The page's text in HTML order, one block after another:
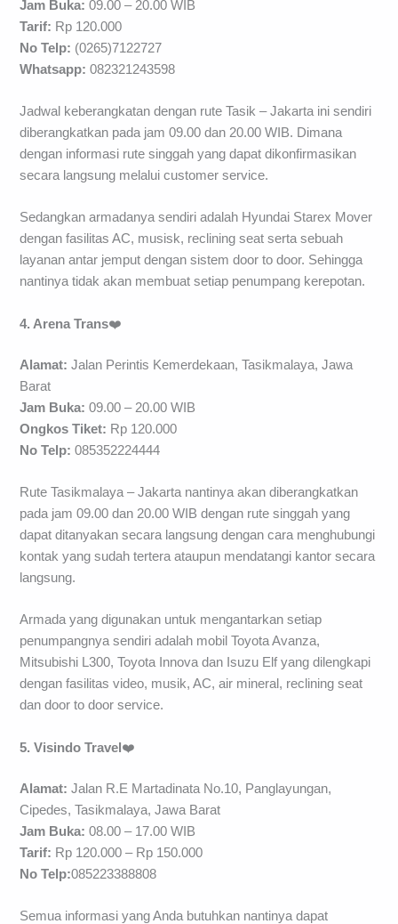
Jam Buka: 09.00 – 20.00 WIB
Tarif: Rp 120.000
No Telp: (0265)7122727
Whatsapp: 082321243598
Jadwal keberangkatan dengan rute Tasik – Jakarta ini sendiri
diberangkatkan pada jam 09.00 dan 20.00 WIB. Dimana
dengan informasi rute singgah yang dapat dikonfirmasikan
secara langsung melalui customer service.
Sedangkan armadanya sendiri adalah Hyundai Starex Mover
dengan fasilitas AC, musisk, reclining seat serta sebuah
layanan antar jemput dengan sistem door to door. Sehingga
nantinya tidak akan membuat setiap penumpang kerepotan.
4. Arena Trans❤️
Alamat: Jalan Perintis Kemerdekaan, Tasikmalaya, Jawa
Barat
Jam Buka: 09.00 – 20.00 WIB
Ongkos Tiket: Rp 120.000
No Telp: 085352224444
Rute Tasikmalaya – Jakarta nantinya akan diberangkatkan
pada jam 09.00 dan 20.00 WIB dengan rute singgah yang
dapat ditanyakan secara langsung dengan cara menghubungi
kontak yang sudah tertera ataupun mendatangi kantor secara
langsung.
Armada yang digunakan untuk mengantarkan setiap
penumpangnya sendiri adalah mobil Toyota Avanza,
Mitsubishi L300, Toyota Innova dan Isuzu Elf yang dilengkapi
dengan fasilitas video, musik, AC, air mineral, reclining seat
dan door to door service.
5. Visindo Travel ❤️
Alamat: Jalan R.E Martadinata No.10, Panglayungan,
Cipedes, Tasikmalaya, Jawa Barat
Jam Buka: 08.00 – 17.00 WIB
Tarif: Rp 120.000 – Rp 150.000
No Telp:085223388808
Semua informasi yang Anda butuhkan nantinya dapat